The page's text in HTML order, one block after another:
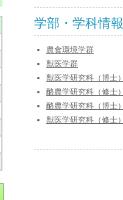
学部・学科情報
農食環境学群
獣医学群
獣医学研究科（博士）
酪農学研究科（修士）
酪農学研究科（博士）
獣医学研究科（修士）